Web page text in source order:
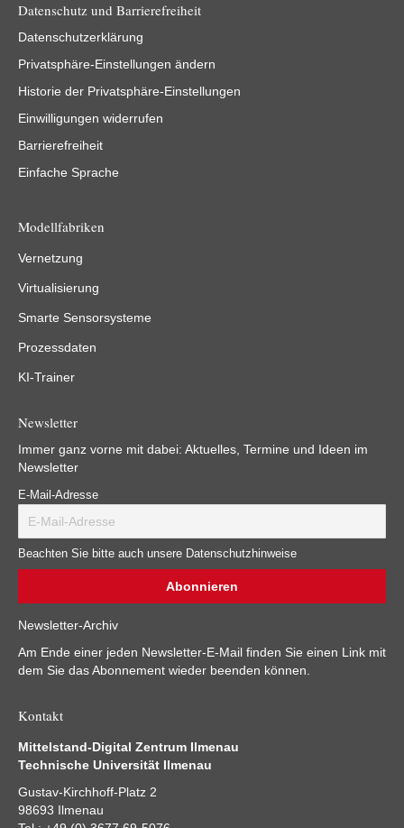
Datenschutz und Barrierefreiheit
Datenschutzerklärung
Privatsphäre-Einstellungen ändern
Historie der Privatsphäre-Einstellungen
Einwilligungen widerrufen
Barrierefreiheit
Einfache Sprache
Modellfabriken
Vernetzung
Virtualisierung
Smarte Sensorsysteme
Prozessdaten
KI-Trainer
Newsletter
Immer ganz vorne mit dabei: Aktuelles, Termine und Ideen im
Newsletter
E-Mail-Adresse
Beachten Sie bitte auch unsere Datenschutzhinweise
Newsletter-Archiv
Am Ende einer jeden Newsletter-E-Mail finden Sie einen Link mit
dem Sie das Abonnement wieder beenden können.
Kontakt
Mittelstand-Digital Zentrum Ilmenau
Technische Universität Ilmenau
Gustav-Kirchhoff-Platz 2
98693 Ilmenau